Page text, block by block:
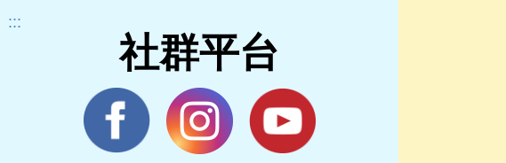
:::
社群平台